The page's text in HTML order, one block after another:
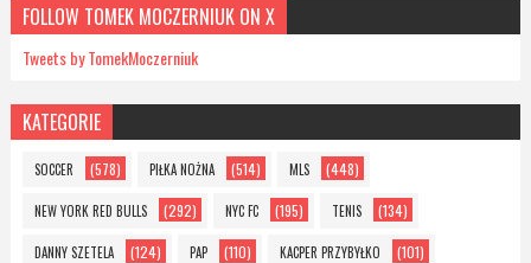
FOLLOW TOMEK MOCZERNIUK ON X
Tweets by TomekMoczerniuk
KATEGORIE
SOCCER (578) PIŁKA NOŻNA (514) MLS (448)
NEW YORK RED BULLS (292) NYC FC (195) TENIS (134)
DANNY SZETELA (124) PAP (110) KACPER PRZYBYŁKO (101)